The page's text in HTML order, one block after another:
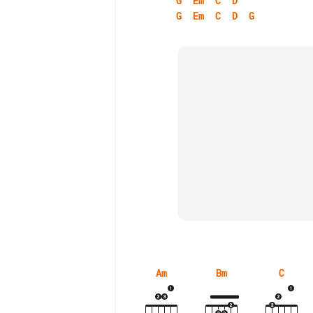
G
Em C D G
Am Bm C